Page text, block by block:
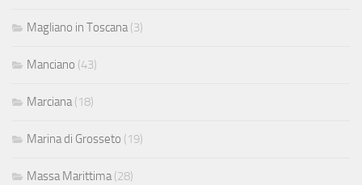
Magliano in Toscana (3)
Manciano (43)
Marciana (18)
Marina di Grosseto (19)
Massa Marittima (28)